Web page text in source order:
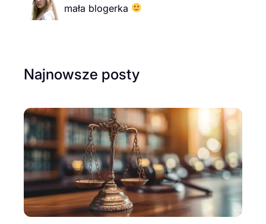
mała blogerka
Najnowsze posty